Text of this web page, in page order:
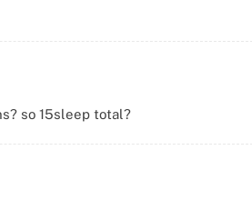
so 15sleep total?